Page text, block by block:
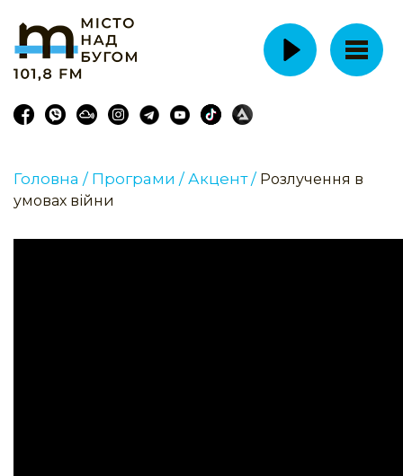
Головна / Програми / Акцент / Розлучення в
умовах війни